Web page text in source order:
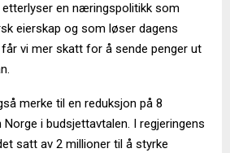
en næringspolitikk som
eierskap og som løser dagens
vi mer skatt for å sende penger ut
merke til en reduksjon på 8
i budsjettavtalen. I regjeringens
satt av 2 millioner til å styrke